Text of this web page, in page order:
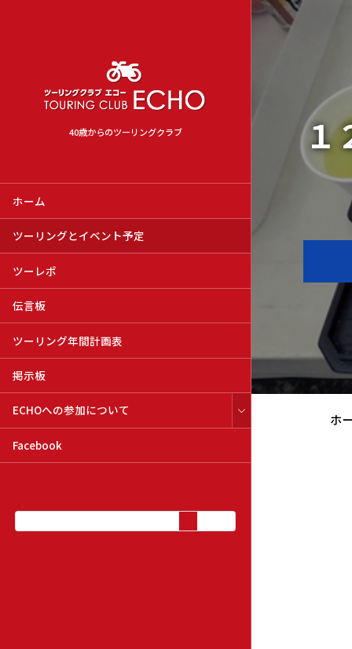
40歳からのツーリングクラブ
ホーム
ツーリングとイベント予定
ツーレポ
伝言板
ツーリング年間計画表
掲示板
ECHOへの参加について
Facebook
１
ホ